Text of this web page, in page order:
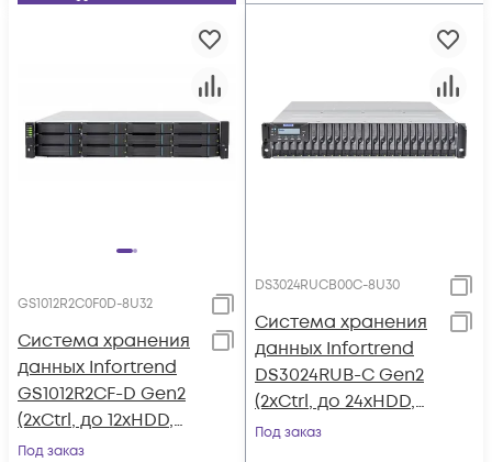
GS1012R2C0F0D-8U32
Система хранения
данных Infortrend
GS1012R2CF-D Gen2
(2xCtrl, до 12xHDD,
2xSAS12G внеш.
Под заказ
DS3024RUCB00C-8U30
Система хранения
данных Infortrend
DS3024RUB-C Gen2
(2xCtrl, до 24xHDD,
2xSAS12G внеш.
Под заказ